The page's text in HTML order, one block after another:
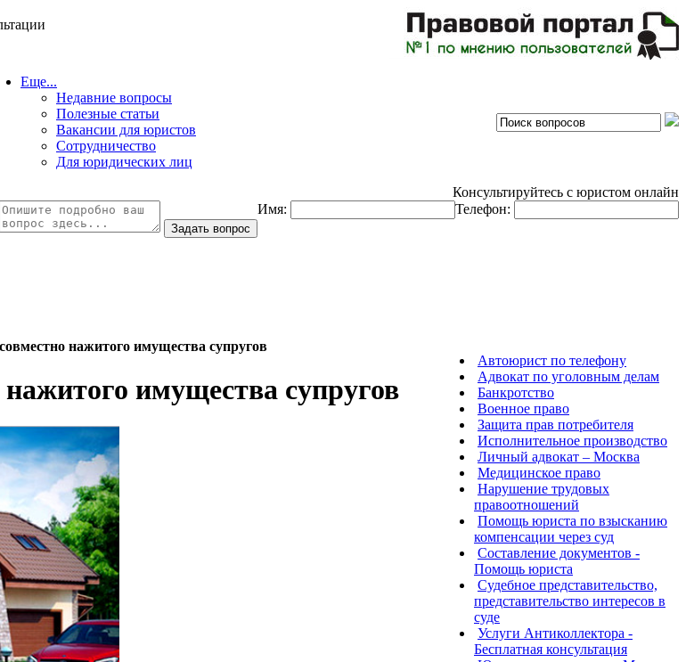
Еще...
Недавние вопросы
Полезные статьи
Вакансии для юристов
Сотрудничество
Для юридических лиц
Консультируйтесь с юристом онлайн
Имя:
Телефон:
нажитого имущества супругов
нажитого имущества супругов
Автоюрист по телефону
Адвокат по уголовным делам
Банкротство
Военное право
Защита прав потребителя
Исполнительное производство
Личный адвокат – Москва
Медицинское право
Нарушение трудовых
правоотношений
Помощь юриста по взысканию
компенсации через суд
Составление документов -
Помощь юриста
Судебное представительство,
представительство интересов в
суде
Услуги Антиколлектора -
Бесплатная консультация